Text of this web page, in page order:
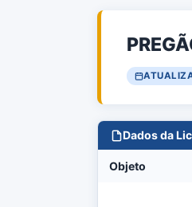
Dados da
Objeto